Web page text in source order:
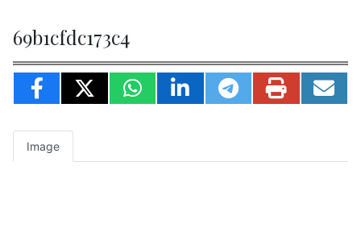
69b1cfdc173c4
Image